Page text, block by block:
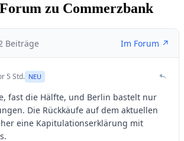
zu Commerzbank